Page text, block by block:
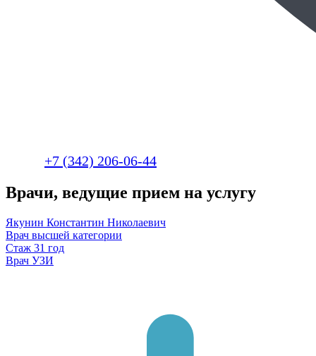
+7 (342) 206-06-44
Врачи, ведущие прием на услугу
Якунин Константин Николаевич
Врач высшей категории
Стаж 31 год
Врач УЗИ